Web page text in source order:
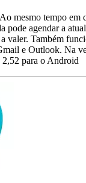
mesmo tempo em
pode agendar a
valer. Também
e Outlook. Na
para o Android